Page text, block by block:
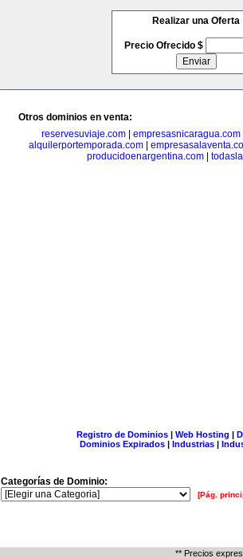
Realizar una Oferta
Precio Ofrecido $
Otros dominios en venta:
reservesuviaje.com| empresasnicaragua.com
alquilerportemporada.com
producidoenargentina.com
Registro de Dominios| Web Hosting |
Dominios Expirados | Industrias |
Categorías de Dominio:
[Pág.
** Precios